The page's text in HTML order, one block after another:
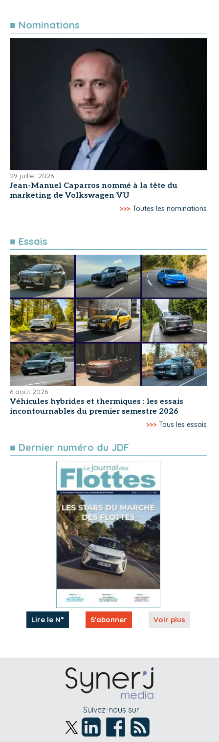
■ Nominations
29 juillet 2026
Jean-Manuel Caparros nommé à la tête du
marketing de Volkswagen VU
>>> Toutes les nominations
■ Essais
6 août 2026
Véhicules hybrides et thermiques : les essais
incontournables du premier semestre 2026
>>> Tous les essais
■ Dernier numéro du JDF
Lire le N° S'abonner Voir plus
Suivez-nous sur